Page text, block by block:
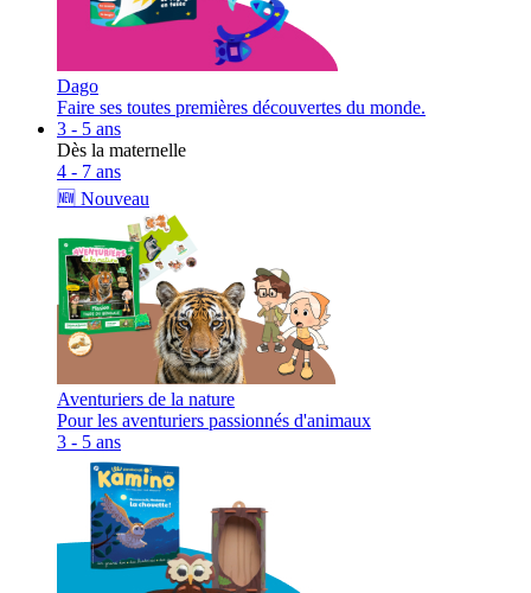
Dago
Faire ses toutes premières découvertes du monde.
3 - 5 ans
Dès la maternelle
4 - 7 ans
🆕 Nouveau
Aventuriers de la nature
Pour les aventuriers passionnés d'animaux
3 - 5 ans